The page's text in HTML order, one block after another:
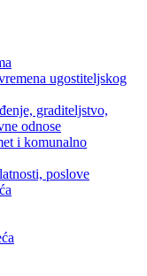
ugostiteljskog
graditeljstvo,
odnose
i komunalno
poslove